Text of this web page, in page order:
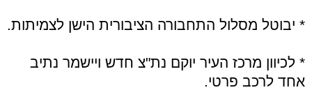
* יבוטל מסלול התחבורה הציבורית הישן לצמיתות.
* לכיוון מרכז העיר יוקם נת"צ חדש ויישמר נתיב
אחד לרכב פרטי.